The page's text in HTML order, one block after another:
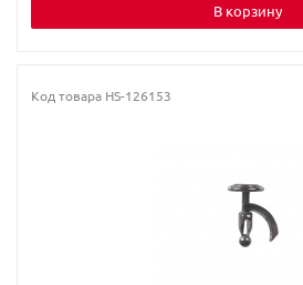
В корзину
Код товара HS-126153